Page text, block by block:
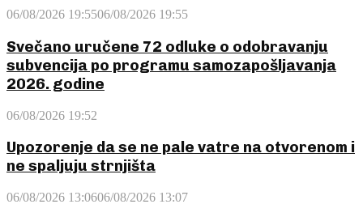
06/08/2026 19:5506/08/2026 19:55
Svečano uručene 72 odluke o odobravanju
subvencija po programu samozapošljavanja
2026. godine
06/08/2026 19:52
Upozorenje da se ne pale vatre na otvorenom i
ne spaljuju strnjišta
06/08/2026 13:0606/08/2026 13:07